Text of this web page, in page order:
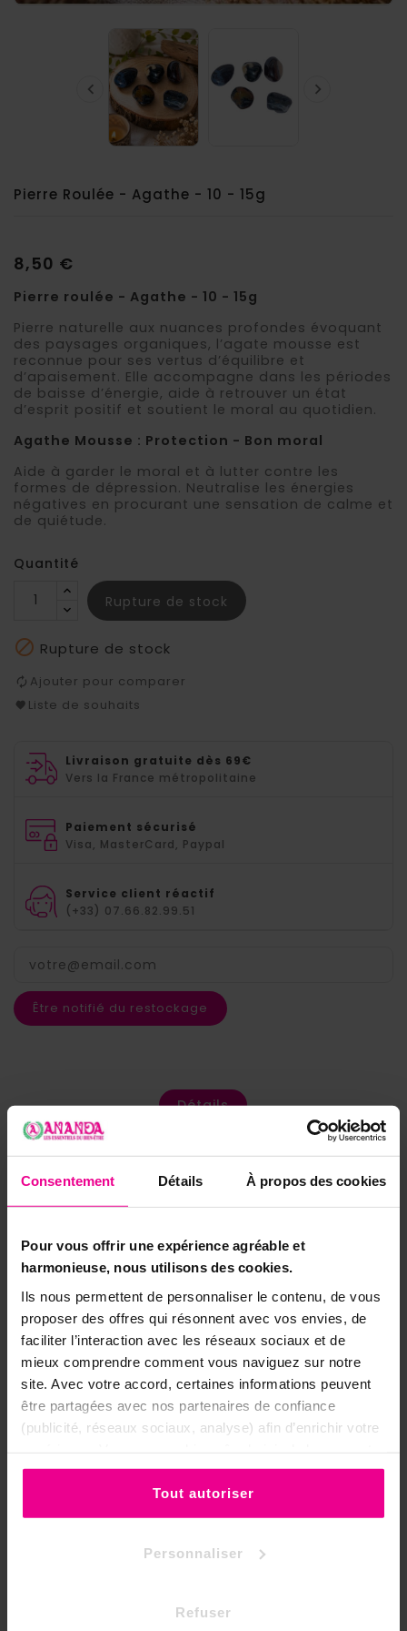
Consentement Détails À propos des cookies
Pour vous offrir une expérience agréable et
harmonieuse, nous utilisons des cookies.
Ils nous permettent de personnaliser le contenu, de vous
proposer des offres qui résonnent avec vos envies, de
faciliter l’interaction avec les réseaux sociaux et de
mieux comprendre comment vous naviguez sur notre
site. Avec votre accord, certaines informations peuvent
être partagées avec nos partenaires de confiance
(publicité, réseaux sociaux, analyse) afin d’enrichir votre
ou de les refuser.
Tout autoriser
Personnaliser
Refuser
 
Pierre Roulée - Agathe - 10 - 15g
8,50 €
Pierre roulée - Agathe - 10 - 15g
Pierre naturelle aux nuances profondes évoquant
des paysages organiques, l’agate mousse est
reconnue pour ses vertus d’équilibre et
d’apaisement. Elle accompagne dans les périodes
de baisse d’énergie, aide à retrouver un état
d’esprit positif et soutient le moral au quotidien.
Agathe Mousse : Protection - Bon moral
Aide à garder le moral et à lutter contre les
formes de dépression. Neutralise les énergies
négatives en procurant une sensation de calme et
de quiétude.
Quantité
Rupture de stock
 Rupture de stock
Ajouter pour comparer
Liste de souhaits
Livraison gratuite dès 69€
Vers la France métropolitaine
Paiement sécurisé
Visa, MasterCard, Paypal
Service client réactif
(+33) 07.66.82.99.51
Être notifié du restockage
Détails
Fiche technique
Vertus De La Pierre